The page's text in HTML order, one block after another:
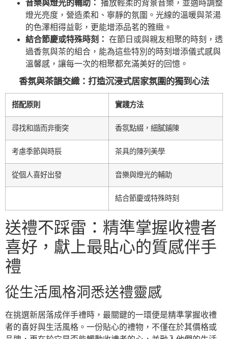
音樂與燈光的輔助： 播放輕柔的背景音樂，並適時調整
燈光亮度，營造柔和、寧靜的氛圍。光線的溫暖與茶湯
的色澤相得益彰，更能增添品茗的雅緻。
結合節慶或特殊時刻： 在節日或與親友相聚的時刻，透
過香氛與茶的組合，能為這些特別的時刻增添儀式感與
溫馨感，讓每一次的相聚都充滿美好的回憶。
香氛與茶韻交織：打造沉浸式居家氛圍的獨到心法
搭配原則 實踐方法
尋找和諧而非衝突 香氛點綴，細膩鋪陳
考慮季節與時辰 茶具的陳列美學
從個人喜好出發 音樂與燈光的輔助
結合節慶或特殊時刻
送禮不踩雷：精準掌握收禮者
喜好，獻上最貼心的質感伴手
禮
從生活風格洞悉送禮靈感
在挑選新居落成伴手禮時，最關鍵的一環便是精準掌握收禮
者的喜好與生活風格。一份貼心的禮物，不僅在於其價格或